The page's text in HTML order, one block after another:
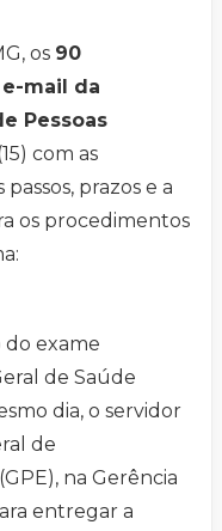
os 90
mail da
Pessoas
com as
prazos e a
os procedimentos
exame
de Saúde
dia, o servidor
de
na Gerência
entregar a